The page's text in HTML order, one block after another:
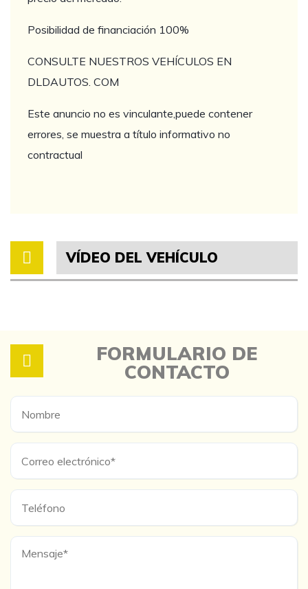
Posibilidad de financiación 100%
CONSULTE NUESTROS VEHÍCULOS EN
DLDAUTOS. COM
Este anuncio no es vinculante,puede contener
errores, se muestra a título informativo no
contractual
VÍDEO DEL VEHÍCULO
FORMULARIO DE
CONTACTO